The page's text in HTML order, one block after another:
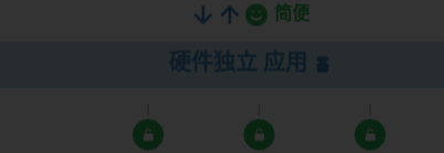
简便
硬件独立 应用